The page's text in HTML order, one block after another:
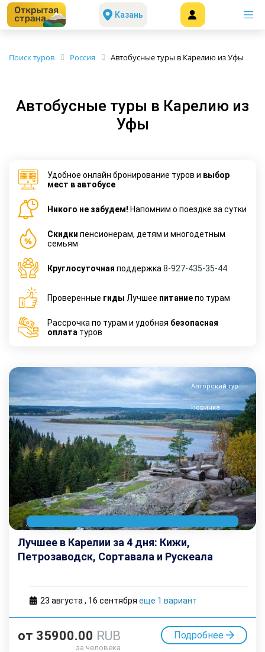
Казань
Поиск туров Россия Автобусные туры в Карелию из Уфы
Автобусные туры в Карелию из
Уфы
Удобное онлайн бронирование туров и выбор
мест в автобусе
Никого не забудем! Напомним о поездке за сутки
Cкидки пенсионерам, детям и многодетным
семьям
Круглосуточная поддержка 8-927-435-35-44
Проверенные гиды Лучшее питаниепо турам
Рассрочка по турам и удобная безопасная
оплата туров
Авторский тур
Новинка
Лучшее в Карелии за 4 дня: Кижи,
Петрозаводск, Сортавала и Рускеала
23 августа , 16 cентября еще 1 вариант
от 35900.00 RUB
за человека
Подробнее